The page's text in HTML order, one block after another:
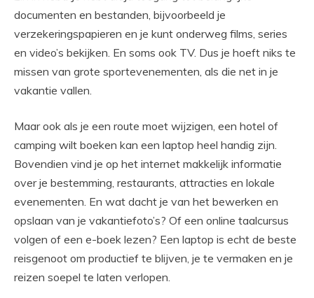
documenten en bestanden, bijvoorbeeld je
verzekeringspapieren en je kunt onderweg films, series
en video’s bekijken. En soms ook TV. Dus je hoeft niks te
missen van grote sportevenementen, als die net in je
vakantie vallen.
Maar ook als je een route moet wijzigen, een hotel of
camping wilt boeken kan een laptop heel handig zijn.
Bovendien vind je op het internet makkelijk informatie
over je bestemming, restaurants, attracties en lokale
evenementen. En wat dacht je van het bewerken en
opslaan van je vakantiefoto’s? Of een online taalcursus
volgen of een e-boek lezen? Een laptop is echt de beste
reisgenoot om productief te blijven, je te vermaken en je
reizen soepel te laten verlopen.